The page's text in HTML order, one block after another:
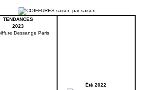
TENDANCES
2023
Été 2022